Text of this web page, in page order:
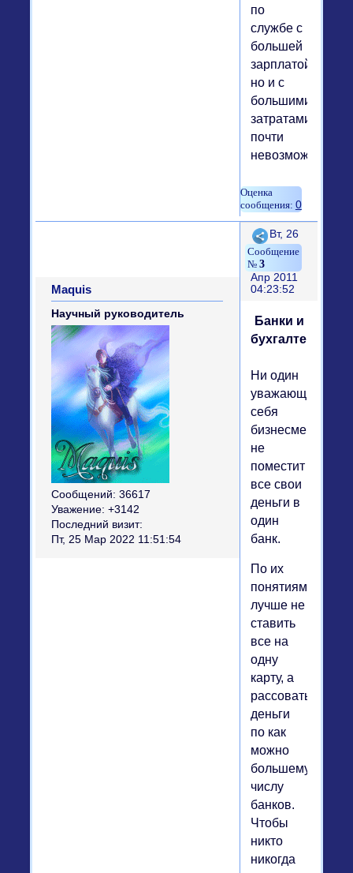
по
службе с
большей
зарплатой,
но и с
большими
затратами,
почти
невозможно.
0
Поделиться
3
Вт, 26
Апр 2011
04:23:52
Maquis
Научный руководитель
Сообщений: 36617
Уважение: +3142
Последний визит:
Пт, 25 Мар 2022 11:51:54
Банки и
бухгалтерия
Ни один
уважающий
себя
бизнесмен
не
поместит
все свои
деньги в
один
банк.
По их
понятиям,
лучше не
ставить
все на
одну
карту, а
рассовать
деньги
по как
можно
большему
числу
банков.
Чтобы
никто
никогда